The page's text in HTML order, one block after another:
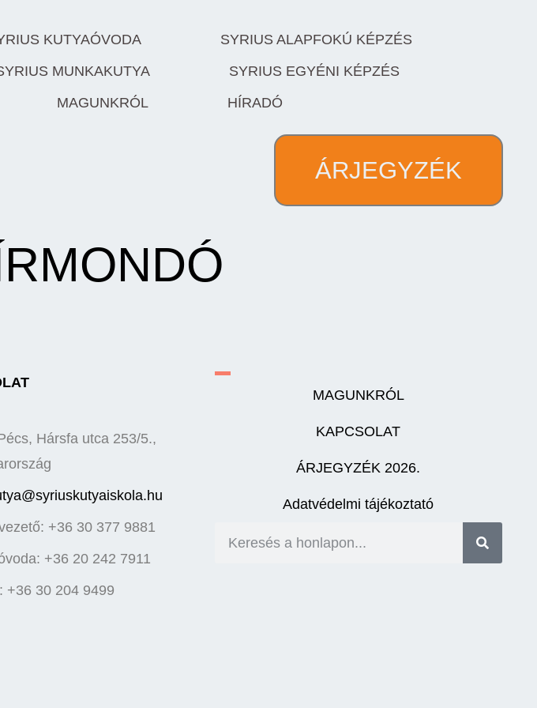
KUTYAÓVODA
SYRIUS ALAPFOKÚ KÉPZÉS
MUNKAKUTYA
SYRIUS EGYÉNI KÉPZÉS
MAGUNKRÓL HÍRADÓ
ÁRJEGYZÉK
Hársfa utca 253/5.,
+36 30 377 9881
+36 20 242 7911
+36 30 204 9499
MAGUNKRÓL
KAPCSOLAT
ÁRJEGYZÉK 2026.
Adatvédelmi tájékoztató